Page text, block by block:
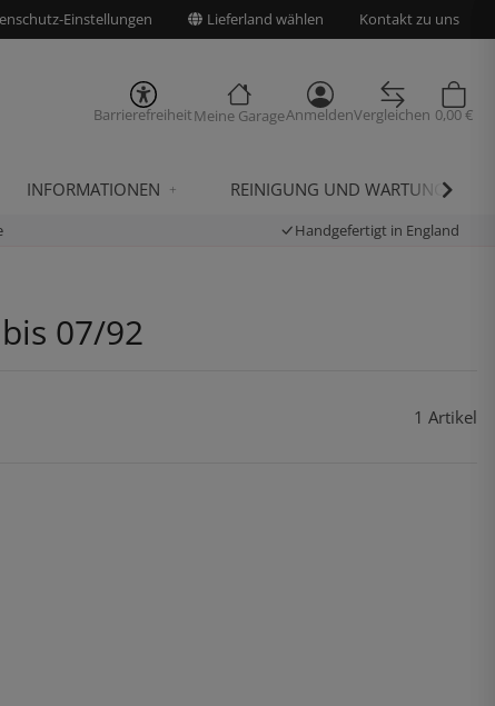
Einstellungen Lieferland wählen Kontakt zu uns
BarrierefreiheitMeine GarageAnmeldenVergleichen 0,00 €
INFORMATIONEN REINIGUNG UND WARTUNG
Handgefertigt in England
07/92
1 Artikel